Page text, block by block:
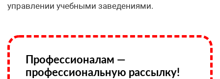
управлении учебными заведениями.
Профессионалам —
профессиональную рассылку!